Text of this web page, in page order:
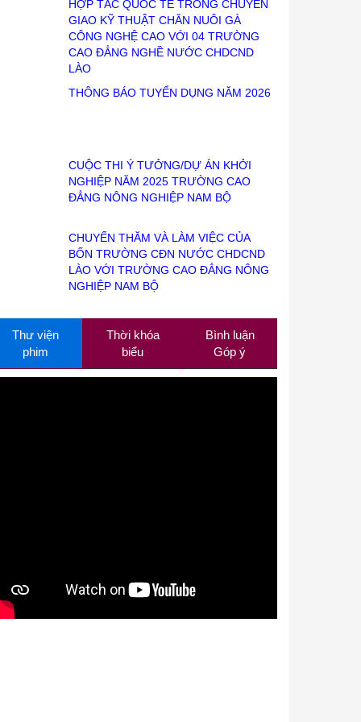
HỢP TÁC QUỐC TẾ TRONG CHUYỂN
GIAO KỸ THUẬT CHĂN NUÔI GÀ
CÔNG NGHỆ CAO VỚI 04 TRƯỜNG
CAO ĐẲNG NGHỀ NƯỚC CHDCND
LÀO
THÔNG BÁO TUYỂN DỤNG NĂM 2026
CUỘC THI Ý TƯỞNG/DỰ ÁN KHỞI
NGHIỆP NĂM 2025 TRƯỜNG CAO
ĐẲNG NÔNG NGHIỆP NAM BỘ
CHUYẾN THĂM VÀ LÀM VIỆC CỦA
BỐN TRƯỜNG CĐN NƯỚC CHDCND
LÀO VỚI TRƯỜNG CAO ĐẲNG NÔNG
NGHIỆP NAM BỘ
Thư viện
phim
Thời khóa
biểu
Bình luận
Góp ý